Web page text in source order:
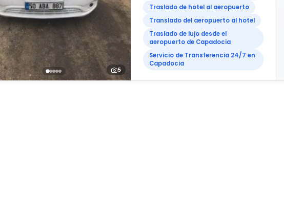
5
Traslado de hotel al aeropuerto
Translado del aeropuerto al hotel
Traslado de lujo desde el
aeropuerto de Capadocia
Servicio de Transferencia 24/7 en
Capadocia